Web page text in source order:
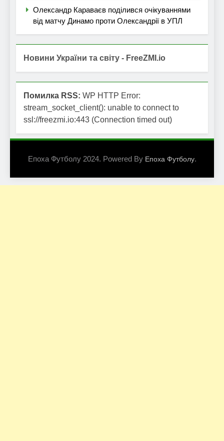
Олександр Караваєв поділився очікуваннями
від матчу Динамо проти Олександрії в УПЛ
Новини України та світу - FreeZMI.io
Помилка RSS: WP HTTP Error:
stream_socket_client(): unable to connect to
ssl://freezmi.io:443 (Connection timed out)
Епоха Футболу 2024. Powered By Епоха Футболу.